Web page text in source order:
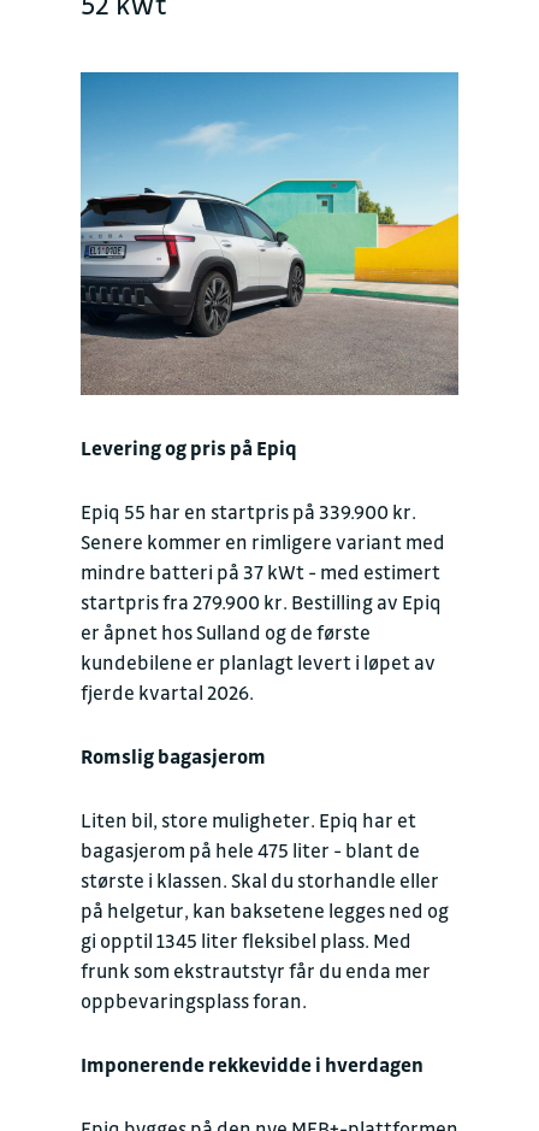
Levering og pris på Epiq
Epiq 55 har en startpris på 339.900 kr.
Senere kommer en rimligere variant med
mindre batteri på 37 kWt - med estimert
startpris fra 279.900 kr. Bestilling av Epiq
er åpnet hos Sulland og de første
kundebilene er planlagt levert i løpet av
fjerde kvartal 2026.
Romslig bagasjerom
Liten bil, store muligheter. Epiq har et
bagasjerom på hele 475 liter - blant de
største i klassen. Skal du storhandle eller
på helgetur, kan baksetene legges ned og
gi opptil 1345 liter fleksibel plass. Med
frunk som ekstrautstyr får du enda mer
oppbevaringsplass foran.
Imponerende rekkevidde i hverdagen